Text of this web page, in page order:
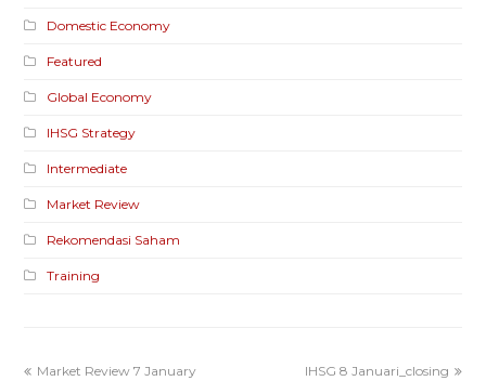
Domestic Economy
Featured
Global Economy
IHSG Strategy
Intermediate
Market Review
Rekomendasi Saham
Training
Market Review 7 January IHSG 8 Januari_closing